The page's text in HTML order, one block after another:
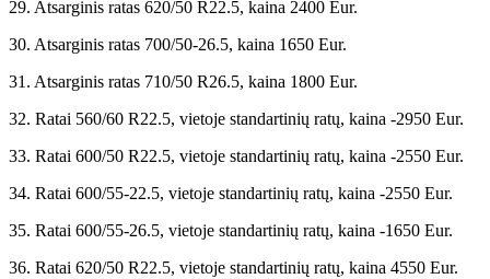
29. Atsarginis ratas 620/50 R22.5, kaina 2400 Eur.
30. Atsarginis ratas 700/50-26.5, kaina 1650 Eur.
31. Atsarginis ratas 710/50 R26.5, kaina 1800 Eur.
32. Ratai 560/60 R22.5, vietoje standartinių ratų, kaina -2950 Eur.
33. Ratai 600/50 R22.5, vietoje standartinių ratų, kaina -2550 Eur.
34. Ratai 600/55-22.5, vietoje standartinių ratų, kaina -2550 Eur.
35. Ratai 600/55-26.5, vietoje standartinių ratų, kaina -1650 Eur.
36. Ratai 620/50 R22.5, vietoje standartinių ratų, kaina 4550 Eur.